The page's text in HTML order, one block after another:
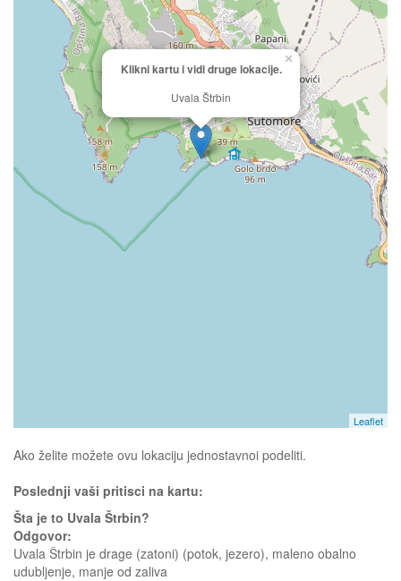
Klikni kartu i vidi druge lokacije.
Uvala Štrbin
×
Leaflet
Ako želite možete ovu lokaciju jednostavnoi podeliti.
Poslednji vaši pritisci na kartu:
Šta je to Uvala Štrbin?
Odgovor:
Uvala Štrbin je drage (zatoni) (potok, jezero), maleno obalno
udubljenje, manje od zaliva